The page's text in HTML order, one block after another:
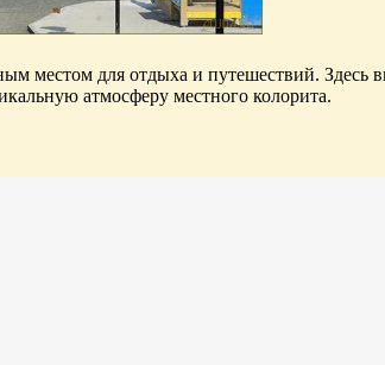
местом для отдыха и путешествий. Здесь
атмосферу местного колорита.